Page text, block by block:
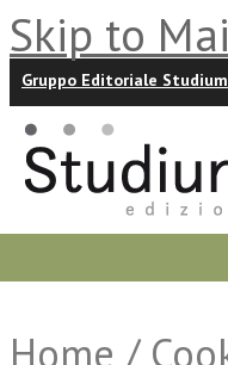
Skip to
Gruppo Editoriale Studium
Home /